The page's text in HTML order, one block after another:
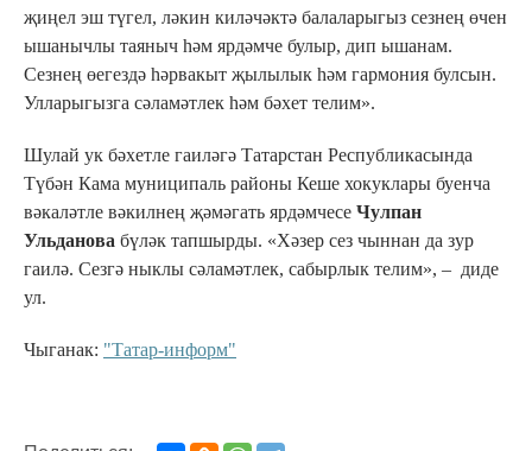
җиңел эш түгел, ләкин киләчәктә балаларыгыз сезнең өчен
ышанычлы таяныч һәм ярдәмче булыр, дип ышанам.
Сезнең өегездә һәрвакыт җылылык һәм гармония булсын.
Улларыгызга сәламәтлек һәм бәхет телим».
Шулай ук бәхетле гаиләгә Татарстан Республикасында
Түбән Кама муниципаль районы Кеше хокуклары буенча
вәкаләтле вәкилнең җәмәгать ярдәмчесе Чулпан
Ульданова бүләк тапшырды. «Хәзер сез чыннан да зур
гаилә. Сезгә ныклы сәламәтлек, сабырлык телим», – диде
ул.
Чыганак: "Татар-информ"